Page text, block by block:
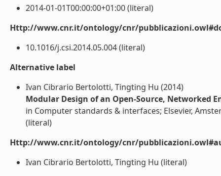
2014-01-01T00:00:00+01:00 (literal)
Http://www.cnr.it/ontology/cnr/
10.1016/j.csi.2014.05.004 (literal)
Alternative label
Ivan Cibrario Bertolotti, Tingting Hu (2014)
Modular Design of an Open-Source, Networked
in Computer standards & interfaces; Elsevier,
(literal)
Http://www.cnr.it/ontology/cnr/
Ivan Cibrario Bertolotti, Tingting Hu (literal)